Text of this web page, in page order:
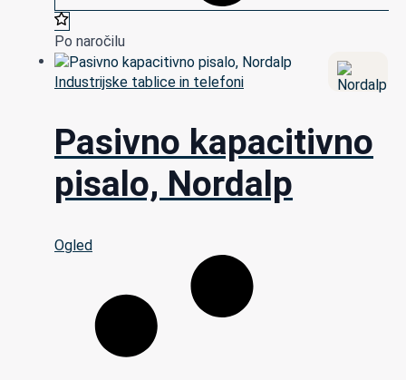
Po naročilu
Industrijske tablice in telefoni
Pasivno kapacitivno
pisalo, Nordalp
Ogled